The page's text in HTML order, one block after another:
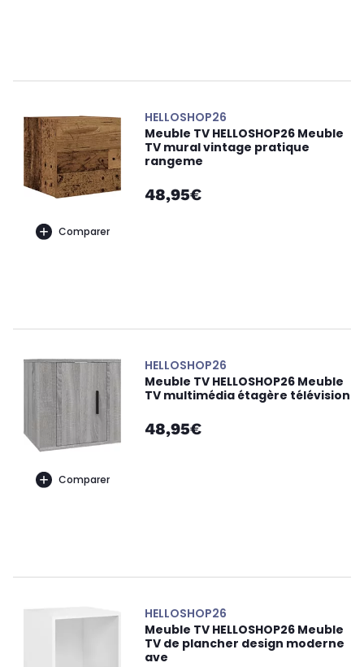
Comparer
HELLOSHOP26
Meuble TV HELLOSHOP26 Meuble
TV mural vintage pratique
rangeme
48,95€
Comparer
HELLOSHOP26
Meuble TV HELLOSHOP26 Meuble
TV multimédia étagère télévision
48,95€
HELLOSHOP26
Meuble TV HELLOSHOP26 Meuble
TV de plancher design moderne
ave